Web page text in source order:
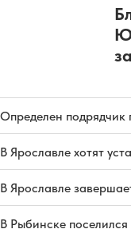
Определен подрядчик
В Ярославле хотят
В Ярославле
В Рыбинске